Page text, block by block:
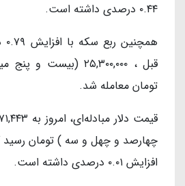
۰.۴۴ درصدی داشته است.
قبل ، ۲۵,۳۰۰,۰۰۰
تومان معامله شد.
چهارصد و چهل و سه ) تومان رسید
افزایش ۰.۰۱ درصدی داشته است.